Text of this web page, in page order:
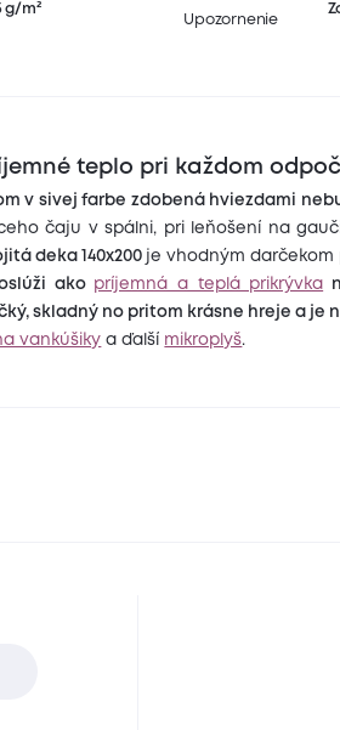
g/m²
Upozornenie
teplo pri každom
v sivej farbe zdobená hviezdami
čaju v spálni, pri leňošení na
deka 140x200 je vhodným
ako príjemná a teplá prikrývka
skladný no pritom krásne hreje a je
vankúšiky a ďalší mikroplyš.